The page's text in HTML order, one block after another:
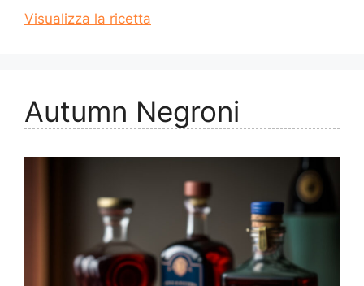
Visualizza la ricetta
Autumn Negroni